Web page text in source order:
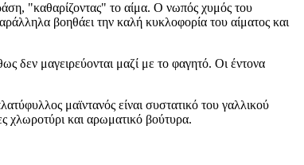
"καθαρίζοντας" το αίμα. Ο νωπός χυμός του
βοηθάει την καλή κυκλοφορία του αίματος και
δεν μαγειρεύονται μαζί με το φαγητό. Οι έντονα
μαϊντανός είναι συστατικό του γαλλικού
χλωροτύρι και αρωματικό βούτυρα.